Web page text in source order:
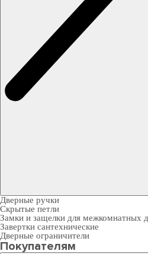
Дверные ручки
Скрытые петли
Замки и защелки для межкомнатных
Завертки сантехнические
Дверные ограничители
Покупателям